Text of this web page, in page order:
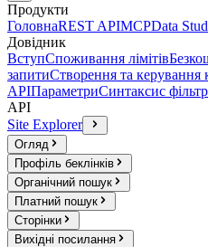
Продукти
ГоловнаREST APIMCPData
Довідник
ВступСпоживання лімітів
запитиСтворення та керування
APIПараметриСинтаксис
API
Site Explorer
Огляд
Профіль беклінків
Органічний пошук
Платний пошук
Сторінки
Вихідні посилання